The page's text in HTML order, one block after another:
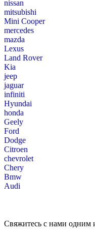
nissan
mitsubishi
Mini Cooper
mercedes
mazda
Lexus
Land Rover
Kia
jeep
jaguar
infiniti
Hyundai
honda
Geely
Ford
Dodge
Citroen
chevrolet
Chery
Bmw
Audi
Свяжитесь с нами одним